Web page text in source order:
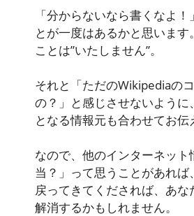
「分からないなら書くなよ
とが一度はあるかと思います
ことは”いたしません”。
それと「ただのWikipediaの
の？」と感じさせないように
となる情報元も合わせてお伝
なので、他のインターネット
当？」って思うことがあれば
戻ってきてくだされば、あな
解消するかもしれません。